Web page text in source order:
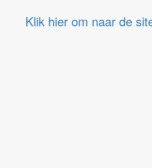
Klik hier om naar de